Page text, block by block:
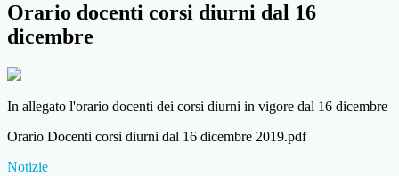
Orario docenti corsi diurni dal 16
dicembre
In allegato l'orario docenti dei corsi diurni in vigore dal 16 dicembre
Orario Docenti corsi diurni dal 16 dicembre 2019.pdf
Notizie